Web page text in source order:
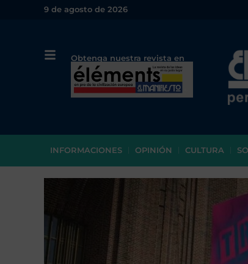
9 de agosto de 2026
Obtenga nuestra revista en
papel o en PDF
INFORMACIONES OPINIÓN CULTURA